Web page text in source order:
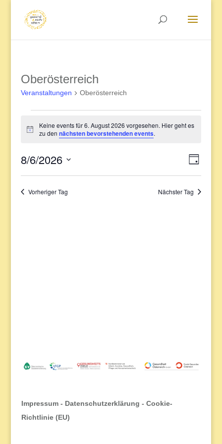
Oberösterreich
Veranstaltungen Oberösterreich
Veranstaltungen
6.
August
Notice
Keine events für 6. August 2026 vorgesehen. Hier geht es
zu den nächsten bevorstehenden events.
Tag
8/6/2026
Datum
wählen.
Vorheriger Tag Nächster Tag
Impressum- Datenschutzerklärung - Cookie-
Richtlinie (EU)